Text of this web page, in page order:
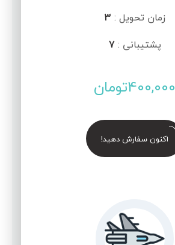
زمان تحویل : 3
پشتیبانی :7
400,000تومان
اکنون سفارش دهید!